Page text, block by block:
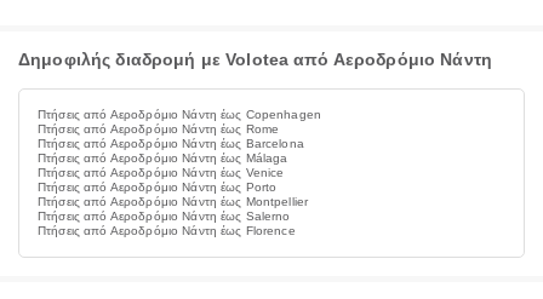
Δημοφιλής διαδρομή με Volotea από Αεροδρόμιο Νάντη
Πτήσεις από Αεροδρόμιο Νάντη έως Copenhagen
Πτήσεις από Αεροδρόμιο Νάντη έως Rome
Πτήσεις από Αεροδρόμιο Νάντη έως Barcelona
Πτήσεις από Αεροδρόμιο Νάντη έως Málaga
Πτήσεις από Αεροδρόμιο Νάντη έως Venice
Πτήσεις από Αεροδρόμιο Νάντη έως Porto
Πτήσεις από Αεροδρόμιο Νάντη έως Montpellier
Πτήσεις από Αεροδρόμιο Νάντη έως Salerno
Πτήσεις από Αεροδρόμιο Νάντη έως Florence